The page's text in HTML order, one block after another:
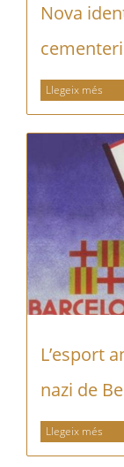
Nova
Llegeix més
L’esport
nazi de
Llegeix més